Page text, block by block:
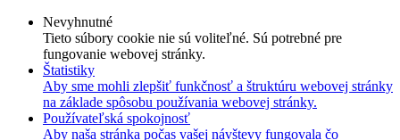
Nevyhnutné
Tieto súbory cookie nie sú voliteľné. Sú potrebné pre
fungovanie webovej stránky.
Štatistiky
Aby sme mohli zlepšiť funkčnosť a štruktúru webovej stránky
na základe spôsobu používania webovej stránky.
Používateľská spokojnosť
Aby naša stránka počas vašej návštevy fungovala čo